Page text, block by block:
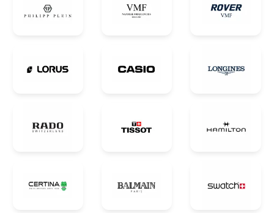
Yekun məbləğ 0 ₼
Alış-verişə davam et